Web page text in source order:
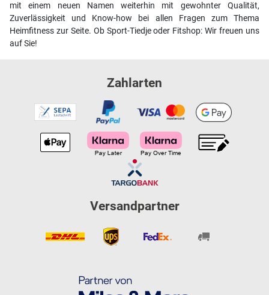
mit einem neuen Namen weiterhin mit gewohnter Qualität,
Zuverlässigkeit und Know-how bei allen Fragen zum Thema
Heimfitness zur Seite. Ob Sport-Tiedje oder Fitshop: Wir freuen uns
auf Sie!
Zahlarten
Versandpartner